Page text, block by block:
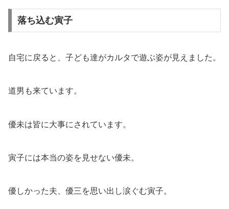
落ち込む寅子
自宅に戻ると、子ども達がカルタで遊ぶ姿が見えました。
道男も来ています。
優未は皆に大事にされています。
寅子には本当の姿を見せない優未。
優しかった夫、優三を思い出し涙ぐむ寅子。